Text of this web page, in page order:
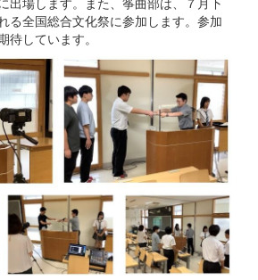
る全国総合文化祭に参加します。参加
待しています。